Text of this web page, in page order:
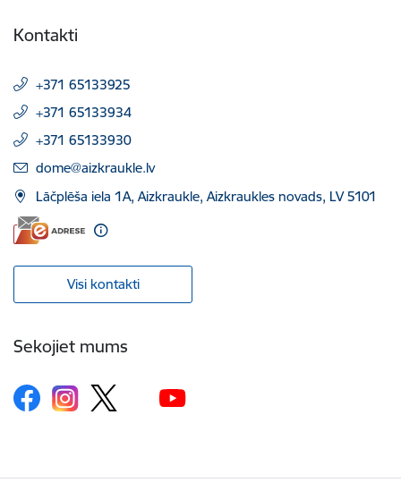
Kontakti
+371 65133925
+371 65133934
+371 65133930
E-pasts:
dome@aizkraukle.lv
Lāčplēša iela 1A, Aizkraukle, Aizkraukles novads, LV 5101
Visi kontakti
Sekojiet mums